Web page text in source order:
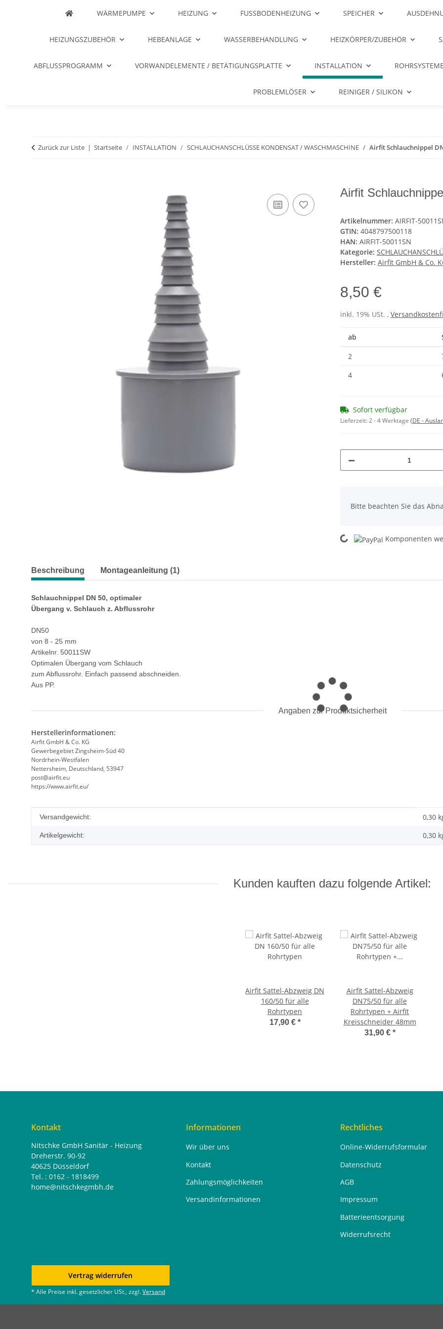
WÄRMEPUMPE HEIZUNG FUSSBODENHEIZUNG SPEICHER
HEIZUNGSZUBEHÖR HEBEANLAGE WASSERBEHANDLUNG HEIZKÖRPER/ZUBEHÖR
ABFLUSSPROGRAMM VORWANDELEMENTE / BETÄTIGUNGSPLATTE INSTALLATION
PROBLEMLÖSER REINIGER / SILIKON
Zurück zur Liste Startseite INSTALLATION SCHLAUCHANSCHLÜSSE KONDENSAT / WASCHMASCHINE Airfit Schlauchnippel
Airfit
Artikelnummer: AIRFIT-
GTIN: 4048797500118
HAN: AIRFIT-50011SN
Kategorie:
Hersteller: Airfit GmbH & Co.
8,50 €
inkl. 19% USt. ,
ab
2
4
Sofort verfügbar
Lieferzeit:2 - 4 Werktage (DE -
Bitte beachten Sie das
Loading... Komponenten
Beschreibung Montageanleitung (1)
Schlauchnippel DN 50, optimaler
Übergang v. Schlauch z. Abflussrohr
DN50
von 8 - 25 mm
Artikelnr. 50011SW
Optimalen Übergang vom Schlauch
zum Abflussrohr. Einfach passend abschneiden.
Aus PP.
Angaben zur Produktsicherheit
Herstellerinformationen:
Airfit GmbH & Co. KG
Gewerbegebiet Zingsheim-Süd 40
Nordrhein-Westfalen
Nettersheim, Deutschland, 53947
post@airfit.eu
https://www.airfit.eu/
Produkteigenschaft
Wert
Versandgewicht: 0,30
Artikelgewicht: 0,30
Kunden kauften dazu folgende Artikel:
Airfit Sattel-Abzweig DN
160/50 für alle
Rohrtypen
17,90 € *
Airfit Sattel-Abzweig
DN75/50 für alle
Rohrtypen + Airfit
Kreisschneider 48mm
31,90 € *
Kontakt
Nitschke GmbH Sanitär - Heizung
Dreherstr. 90-92
40625 Düsseldorf
Tel. : 0162 - 1818499
home@nitschkegmbh.de
Informationen
Wir über uns
Kontakt
Zahlungsmöglichkeiten
Versandinformationen
Rechtliches
Online-Widerrufsformular
Datenschutz
AGB
Impressum
Batterieentsorgung
Widerrufsrecht
Vertrag widerrufen
* Alle Preise inkl. gesetzlicher USt., zzgl.Versand